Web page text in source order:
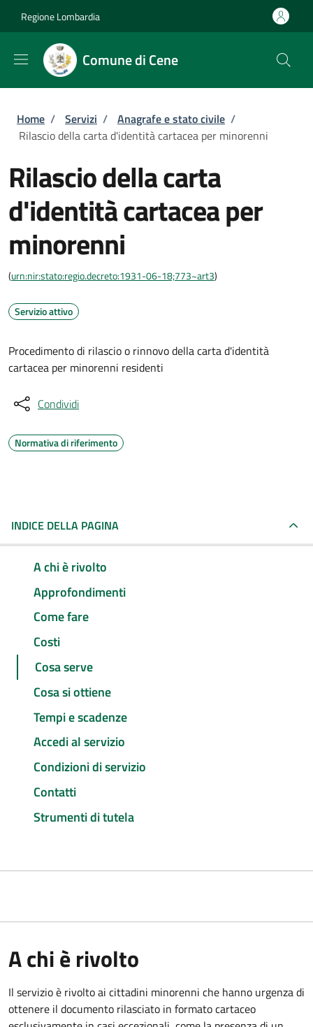
Regione Lombardia
Comune di Cene
Briciole di pane
Home / Servizi / Anagrafe e stato civile /
Rilascio della carta d'identità cartacea per minorenni
Rilascio della carta
d'identità cartacea per
minorenni
(urn:nir:stato:regio.decreto:1931-06-18;773~art3)
Servizio attivo
Procedimento di rilascio o rinnovo della carta d'identità
cartacea per minorenni residenti
Condividi
Normativa di riferimento
INDICE DELLA PAGINA
A chi è rivolto
Approfondimenti
Come fare
Costi
Cosa serve
Cosa si ottiene
Tempi e scadenze
Accedi al servizio
Condizioni di servizio
Contatti
Strumenti di tutela
A chi è rivolto
Il servizio è rivolto ai cittadini minorenni che hanno urgenza di
ottenere il documento rilasciato in formato cartaceo